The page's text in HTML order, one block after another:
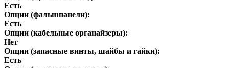
Есть
Опции (фальшпанели):
Есть
Опции (кабельные органайзеры):
Нет
Опции (запасные винты, шайбы и гайки):
Есть